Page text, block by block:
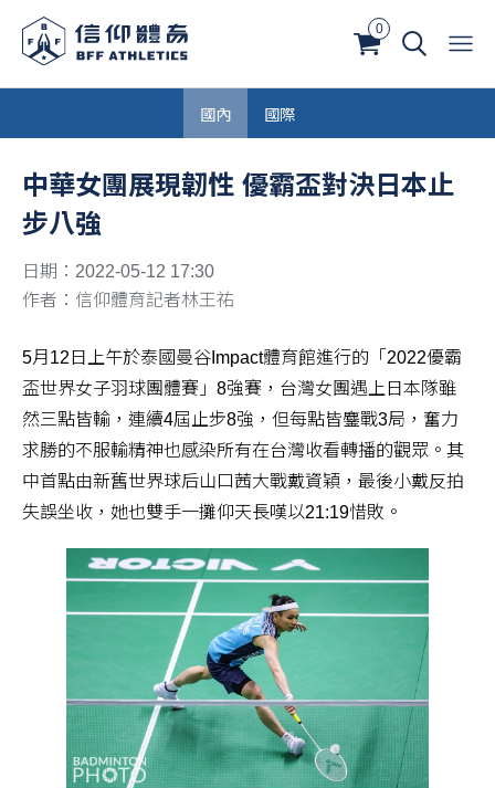
0
國內 國際
中華女團展現韌性 優霸盃對決日本止
步八強
日期：2022-05-12 17:30
作者：信仰體育記者林王祐
5月12日上午於泰國曼谷Impact體育館進行的「2022優霸
盃世界女子羽球團體賽」8強賽，台灣女團遇上日本隊雖
然三點皆輸，連續4屆止步8強，但每點皆鏖戰3局，奮力
求勝的不服輸精神也感染所有在台灣收看轉播的觀眾。其
中首點由新舊世界球后山口茜大戰戴資穎，最後小戴反拍
失誤坐收，她也雙手一攤仰天長嘆以21:19惜敗。